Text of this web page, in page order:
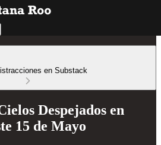
en Substack
Despejados en
15 de Mayo